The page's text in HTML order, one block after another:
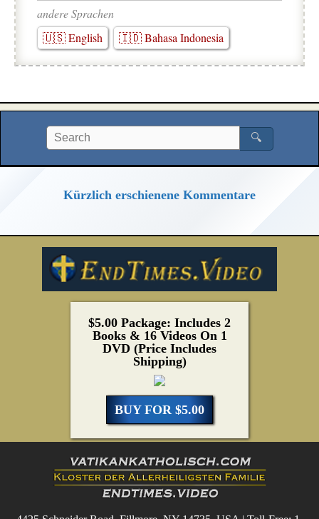
andere Sprachen
🇺🇸 English
🇮🇩 Bahasa Indonesia
🔍
Kürzlich erschienene Kommentare
$5.00 Package: Includes 2
Books & 16 Videos On 1
DVD (Price Includes
Shipping)
BUY FOR $5.00